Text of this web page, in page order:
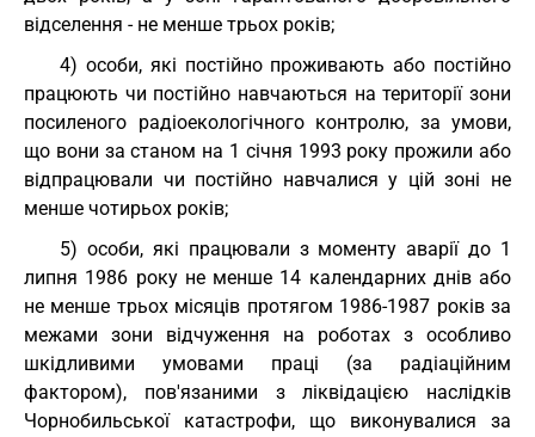
відселення - не менше трьох років;
4) особи, які постійно проживають або постійно
працюють чи постійно навчаються на території зони
посиленого радіоекологічного контролю, за умови,
що вони за станом на 1 січня 1993 року прожили або
відпрацювали чи постійно навчалися у цій зоні не
менше чотирьох років;
5) особи, які працювали з моменту аварії до 1
липня 1986 року не менше 14 календарних днів або
не менше трьох місяців протягом 1986-1987 років за
межами зони відчуження на роботах з особливо
шкідливими умовами праці (за радіаційним
фактором), пов'язаними з ліквідацією наслідків
Чорнобильської катастрофи, що виконувалися за